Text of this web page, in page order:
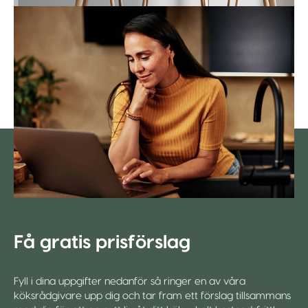
Få gratis prisförslag
Fyll i dina uppgifter nedanför så ringer en av våra
köksrådgivare upp dig och tar fram ett förslag tillsammans